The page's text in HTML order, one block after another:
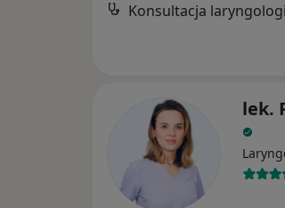
Konsultacja
lek.